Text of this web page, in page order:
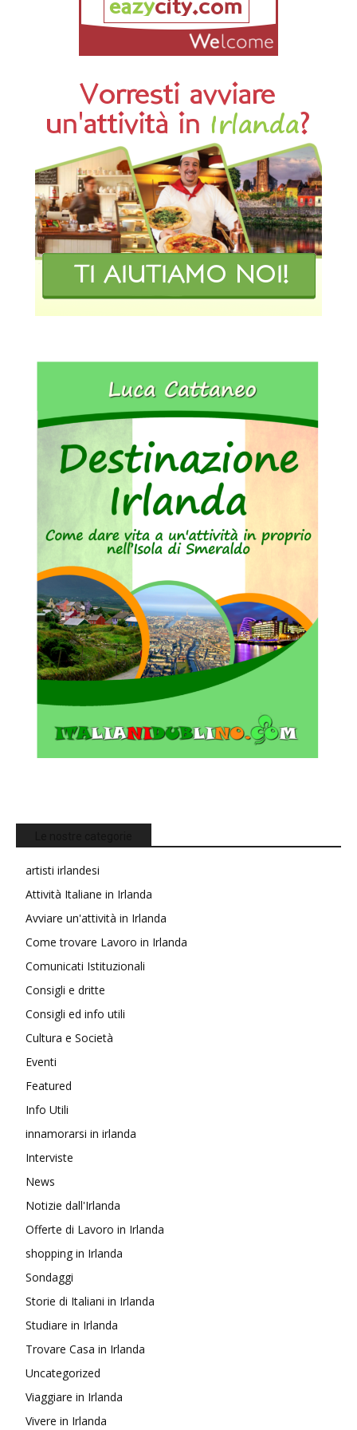
artisti irlandesi
Attività Italiane in Irlanda
Avviare un'attività in Irlanda
Come trovare Lavoro in Irlanda
Comunicati Istituzionali
Consigli e dritte
Consigli ed info utili
Cultura e Società
Eventi
Featured
Info Utili
innamorarsi in irlanda
Interviste
News
Notizie dall'Irlanda
Offerte di Lavoro in Irlanda
shopping in Irlanda
Sondaggi
Storie di Italiani in Irlanda
Studiare in Irlanda
Trovare Casa in Irlanda
Uncategorized
Viaggiare in Irlanda
Vivere in Irlanda